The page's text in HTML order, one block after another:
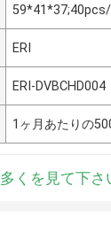
ERI
ERI-DVBCHD004
1ヶ月あたりの
多くを見て下さ